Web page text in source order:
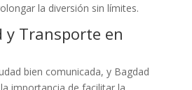
la diversión sin límites.
y Transporte en
bien comunicada, y Bagdad